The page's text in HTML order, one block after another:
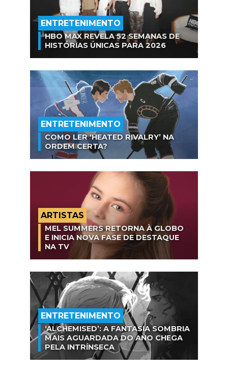
ENTRETENIMENTO
HBO MAX REVELA 52 SEMANAS DE
HISTÓRIAS ÚNICAS PARA 2026
ENTRETENIMENTO
COMO LER ‘HEATED RIVALRY’ NA
ORDEM CERTA?
ARTISTAS
MEL SUMMERS RETORNA À GLOBO
E INICIA NOVA FASE DE DESTAQUE
NA TV
ENTRETENIMENTO
‘ALCHEMISED’: A FANTASIA SOMBRIA
MAIS AGUARDADA DO ANO CHEGA
PELA INTRÍNSECA